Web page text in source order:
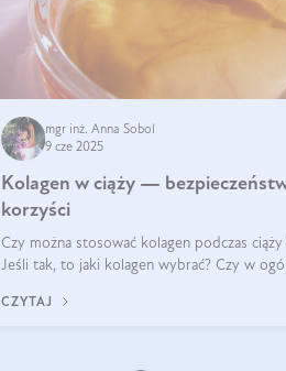
mgr inż. Anna Sobol
9 cze 2025
Kolagen w ciąży —
korzyści
Czy można stosować kolagen podczas
Jeśli tak, to jaki kolagen wybrać? Czy w
CZYTAJ